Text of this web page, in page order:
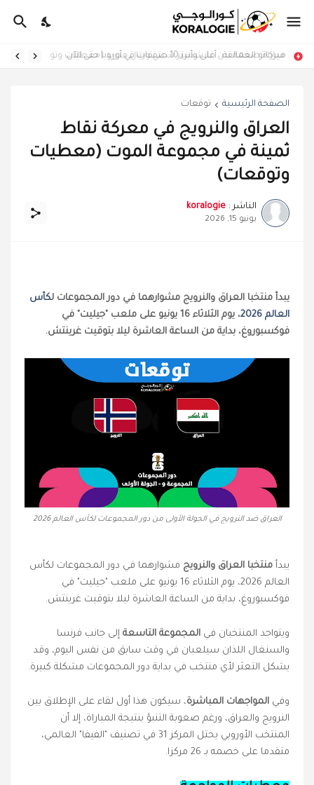
ميركاتو العمالقة.. أغلى وأبرز 10 صفقات في أوروبا حتى الآن مباراة ضخمة بين مانشستر سيتي وريال مدريد (معطيات وتوقعات)
الصفحة الرئيسية توقعات
العراق والنرويج في معركة نقاط
ثمينة في مجموعة الموت (معطيات
وتوقعات)
الناشر : koralogie
يونيو 15, 2026
يبدأ منتخبا العراق والنرويج مشوارهما في دور المجموعات لكأس
العالم 2026
، يوم الثلاثاء 16 يونيو على ملعب "جيليت" في
فوكسبوروغ، بداية من الساعة العاشرة ليلا بتوقيت غرينتش.
العراق ضد النرويج في الجولة الأولى من دور المجموعات لكأس العالم 2026
يبدأ منتخبا العراق والنرويج مشوارهما في دور المجموعات لكأس
العالم 2026، يوم الثلاثاء 16 يونيو على ملعب "جيليت" في
فوكسبوروغ، بداية من الساعة العاشرة ليلا بتوقيت غرينتش.
ويتواجد المنتخبان في المجموعة التاسعة إلى جانب فرنسا
والسنغال اللذان سيلعبان في وقت سابق من نفس اليوم، وقد
يشكل التعثر لأي منتخب في بداية دور المجموعات مشكلة كبيرة.
وفي المواجهات المباشرة، سيكون هذا أول لقاء على الإطلاق بين
النرويج والعراق، ورغم صعوبة التنبؤ بنتيجة المباراة، إلا أن
المنتخب الأوروبي يحتل المركز 31 في تصنيف "الفيفا" العالمي،
متقدما على خصمه بـ 26 مركزا.